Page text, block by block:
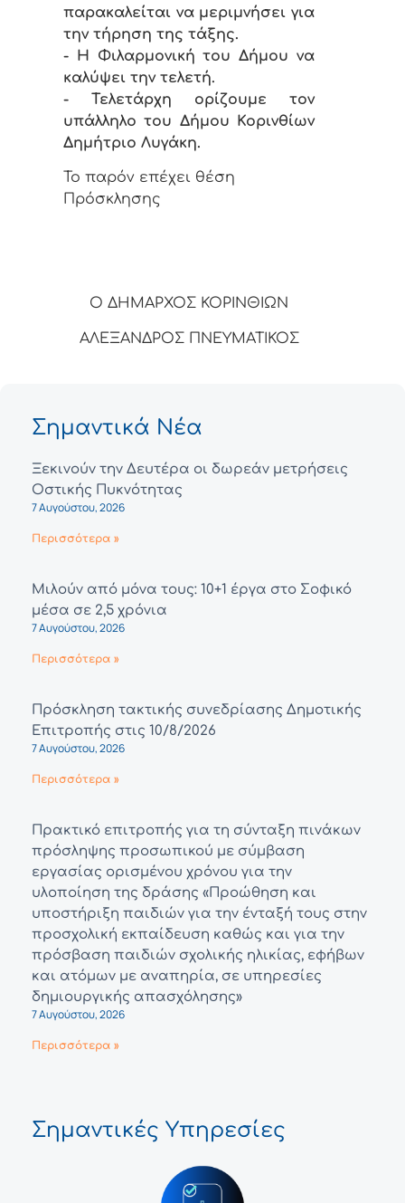
παρακαλείται να μεριμνήσει για
την τήρηση της τάξης.
- Η Φιλαρμονική του Δήμου να
καλύψει την τελετή.
- Τελετάρχη ορίζουμε τον
υπάλληλο του Δήμου Κορινθίων
Δημήτριο Λυγάκη.
Το παρόν επέχει θέση
Πρόσκλησης
Ο ΔΗΜΑΡΧΟΣ ΚΟΡΙΝΘΙΩΝ
ΑΛΕΞΑΝΔΡΟΣ ΠΝΕΥΜΑΤΙΚΟΣ
Σημαντικά Νέα
Ξεκινούν την Δευτέρα οι δωρεάν μετρήσεις
Οστικής Πυκνότητας
7 Αυγούστου, 2026
Περισσότερα »
Μιλούν από μόνα τους: 10+1 έργα στο Σοφικό
μέσα σε 2,5 χρόνια
7 Αυγούστου, 2026
Περισσότερα »
Πρόσκληση τακτικής συνεδρίασης Δημοτικής
Επιτροπής στις 10/8/2026
7 Αυγούστου, 2026
Περισσότερα »
Πρακτικό επιτροπής για τη σύνταξη πινάκων
πρόσληψης προσωπικού με σύμβαση
εργασίας ορισμένου χρόνου για την
υλοποίηση της δράσης «Προώθηση και
υποστήριξη παιδιών για την ένταξή τους στην
προσχολική εκπαίδευση καθώς και για την
πρόσβαση παιδιών σχολικής ηλικίας, εφήβων
και ατόμων με αναπηρία, σε υπηρεσίες
δημιουργικής απασχόλησης»
7 Αυγούστου, 2026
Περισσότερα »
Σημαντικές Υπηρεσίες